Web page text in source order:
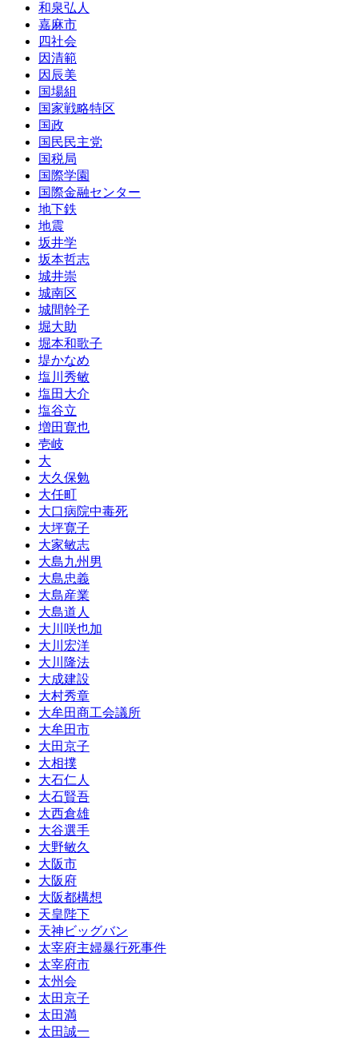
和泉弘人
嘉麻市
四社会
因清範
因辰美
国場組
国家戦略特区
国政
国民民主党
国税局
国際学園
国際金融センター
地下鉄
地震
坂井学
坂本哲志
城井崇
城南区
城間幹子
堀大助
堀本和歌子
堤かなめ
塩川秀敏
塩田大介
塩谷立
増田寛也
壱岐
大
大久保勉
大任町
大口病院中毒死
大坪寛子
大家敏志
大島九州男
大島忠義
大島産業
大島道人
大川咲也加
大川宏洋
大川隆法
大成建設
大村秀章
大牟田商工会議所
大牟田市
大田京子
大相撲
大石仁人
大石賢吾
大西倉雄
大谷選手
大野敏久
大阪市
大阪府
大阪都構想
天皇陛下
天神ビッグバン
太宰府主婦暴行死事件
太宰府市
太州会
太田京子
太田満
太田誠一